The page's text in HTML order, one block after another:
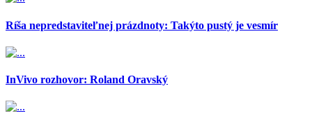
Ríša nepredstaviteľnej prázdnoty: Takýto pustý je vesmír
InVivo rozhovor: Roland Oravský